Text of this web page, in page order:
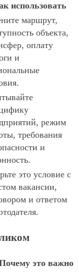
использовать
маршрут,
объекта,
оплату
и
режим
требования
и
это условие с
вакансии,
и ответом
это важно